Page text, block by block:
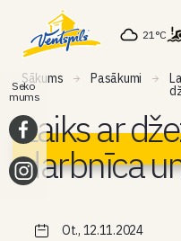
21°C
Sākums Pasākumi
Laiks ar
darbnīca
Ot., 12.11.2024
Seko
mums